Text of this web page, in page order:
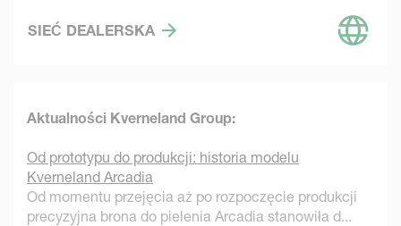
SIEĆ DEALERSKA
Aktualności Kverneland Group:
Od prototypu do produkcji: historia modelu
Kverneland Arcadia
Od momentu przejęcia aż po rozpoczęcie produkcji
precyzyjna brona do pielenia Arcadia stanowiła d...